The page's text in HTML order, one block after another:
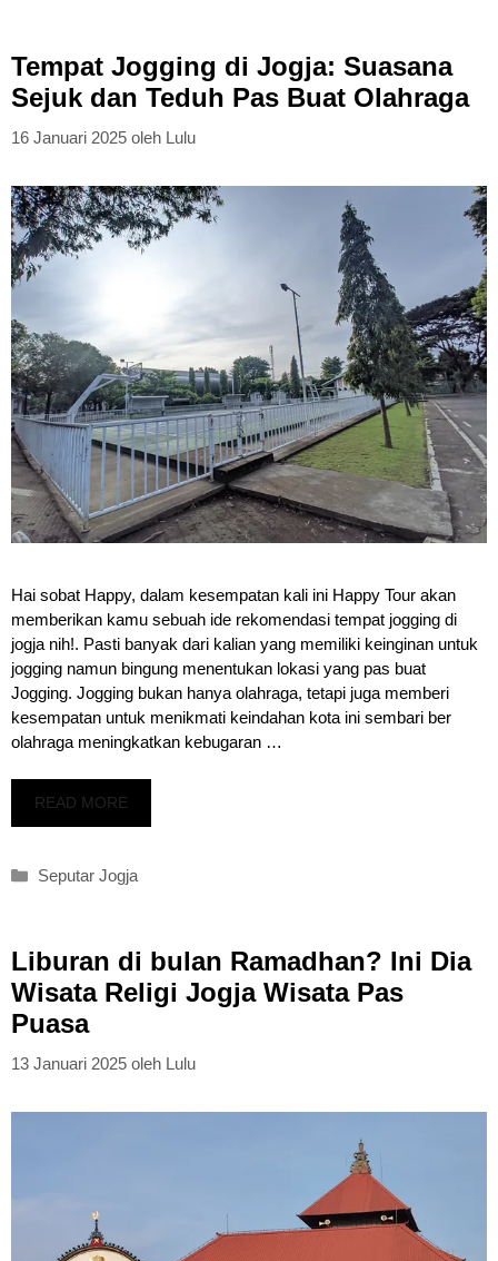
Tempat Jogging di Jogja: Suasana
Sejuk dan Teduh Pas Buat Olahraga
16 Januari 2025 oleh Lulu
Hai sobat Happy, dalam kesempatan kali ini Happy Tour akan
memberikan kamu sebuah ide rekomendasi tempat jogging di
jogja nih!. Pasti banyak dari kalian yang memiliki keinginan untuk
jogging namun bingung menentukan lokasi yang pas buat
Jogging. Jogging bukan hanya olahraga, tetapi juga memberi
kesempatan untuk menikmati keindahan kota ini sembari ber
olahraga meningkatkan kebugaran …
READ MORE
Kategori
Seputar Jogja
Liburan di bulan Ramadhan? Ini Dia
Wisata Religi Jogja Wisata Pas
Puasa
13 Januari 2025 oleh Lulu